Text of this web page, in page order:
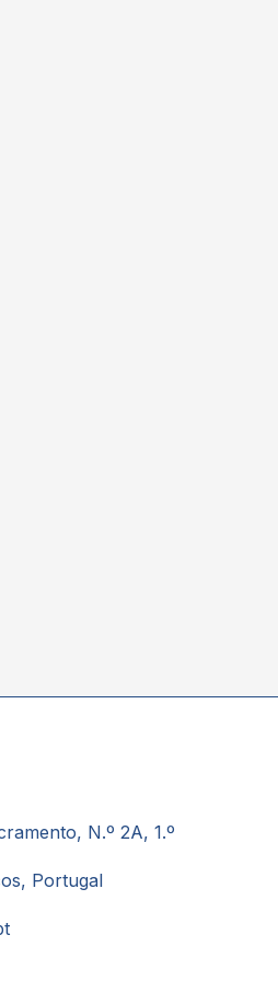
N.º 2A, 1.º
Portugal